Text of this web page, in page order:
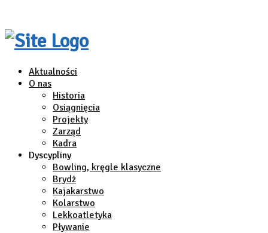
Aktualności
O nas
Historia
Osiągnięcia
Projekty
Zarząd
Kadra
Dyscypliny
Bowling, kręgle klasyczne
Brydż
Kajakarstwo
Kolarstwo
Lekkoatletyka
Pływanie